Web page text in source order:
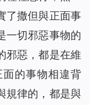
了撒但與正面事
一切邪惡事物的
邪惡，都是在維
的事物相違背
規律的，都是與